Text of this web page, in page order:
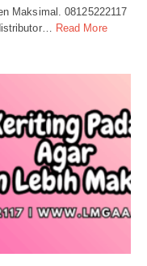
Maksimal. 08125222117
Read More